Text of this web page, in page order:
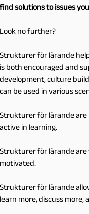
find solutions to issues
Look no further?
Strukturer för lärande
is both encouraged and
development, culture
can be used in various
Strukturer för lärande are
active in learning.
Strukturer för lärande are
motivated.
Strukturer för lärande
learn more, discuss more,